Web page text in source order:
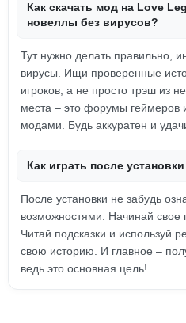
Как скачать мод на Love
новеллы без вирусов?
Тут нужно делать правильно,
вирусы. Ищи проверенные
игроков, а не просто трэш из
места – это форумы геймеров
модами. Будь аккуратен и
Как играть после
После установки не забудь
возможностями. Начинай свое
Читай подсказки и используй
свою историю. И главное –
ведь это основная цель!